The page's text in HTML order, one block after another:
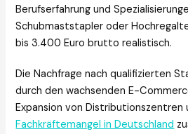
Berufserfahrung und
Schubmaststapler oder
bis 3.400 Euro brutto realistisch.
Die Nachfrage nach qualifizierten
durch den wachsenden E-
Expansion von Distributionszentren
Fachkräftemangel in Deutschland